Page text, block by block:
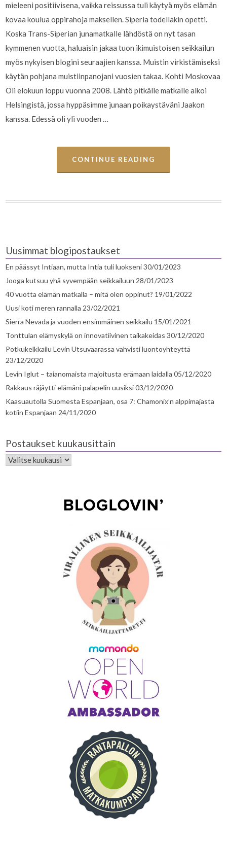
mieleeni positiivisena, vaikka reissussa tuli käytyä myös elämän
kovaa koulua oppirahoja maksellen. Siperia todellakin opetti.
Koska Trans-Siperian junamatkalle lähdöstä on nyt tasan
kymmenen vuotta, haluaisin jakaa tuon ikimuistoisen seikkailun
myös nykyisen blogini seuraajien kanssa. Muistin virkistämiseksi
käytän pohjana muistiinpanojani vuosien takaa. Kohti Moskovaa
Oli elokuun loppu vuonna 2008. Lähtö pitkälle matkalle alkoi
Helsingistä, jossa hyppäsimme junaan poikaystäväni Jaakon
kanssa. Edessä oli yli vuoden …
CONTINUE READING
Uusimmat blogipostaukset
En päässyt Intiaan, mutta Intia tuli luokseni30/01/2023
Jooga kutsuu yhä syvempään seikkailuun 28/01/2023
40 vuotta elämän matkalla – mitä olen oppinut? 19/01/2022
Uusi koti meren rannalla 23/02/2021
Sierra Nevada ja vuoden ensimmäinen seikkailu 15/01/2021
Tonttulan elämyskylä on innovatiivinen taikakeidas 30/12/2020
Potkukelkkailu Levin Utsuvaarassa vahvisti luontoyhteyttä
23/12/2020
Levin Iglut – taianomaista majoitusta erämaan laidalla 05/12/2020
Rakkaus räjäytti elämäni palapelin uusiksi03/12/2020
Kaasuautolla Suomesta Espanjaan, osa 7: Chamonix’n alppimajasta
kotiin Espanjaan 24/11/2020
Postaukset kuukausittain